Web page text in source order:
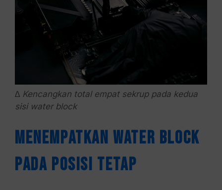
∆ Kencangkan total empat sekrup pada kedua
sisi water block
Menempatkan Water Block
pada Posisi Tetap